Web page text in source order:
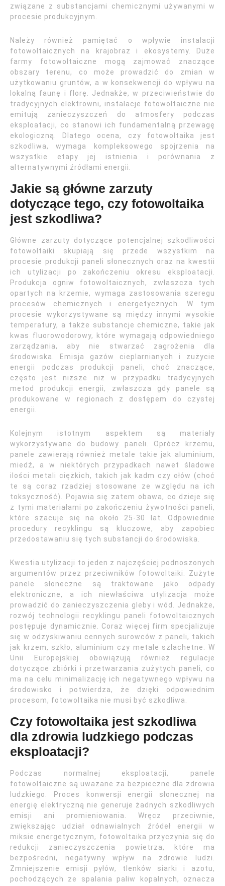
związane z substancjami chemicznymi używanymi w
procesie produkcyjnym.
Należy również pamiętać o wpływie instalacji
fotowoltaicznych na krajobraz i ekosystemy. Duże
farmy fotowoltaiczne mogą zajmować znaczące
obszary terenu, co może prowadzić do zmian w
użytkowaniu gruntów, a w konsekwencji do wpływu na
lokalną faunę i florę. Jednakże, w przeciwieństwie do
tradycyjnych elektrowni, instalacje fotowoltaiczne nie
emitują zanieczyszczeń do atmosfery podczas
eksploatacji, co stanowi ich fundamentalną przewagę
ekologiczną. Dlatego ocena, czy fotowoltaika jest
szkodliwa, wymaga kompleksowego spojrzenia na
wszystkie etapy jej istnienia i porównania z
alternatywnymi źródłami energii.
Jakie są główne zarzuty
dotyczące tego, czy fotowoltaika
jest szkodliwa?
Główne zarzuty dotyczące potencjalnej szkodliwości
fotowoltaiki skupiają się przede wszystkim na
procesie produkcji paneli słonecznych oraz na kwestii
ich utylizacji po zakończeniu okresu eksploatacji.
Produkcja ogniw fotowoltaicznych, zwłaszcza tych
opartych na krzemie, wymaga zastosowania szeregu
procesów chemicznych i energetycznych. W tym
procesie wykorzystywane są między innymi wysokie
temperatury, a także substancje chemiczne, takie jak
kwas fluorowodorowy, które wymagają odpowiedniego
zarządzania, aby nie stwarzać zagrożenia dla
środowiska. Emisja gazów cieplarnianych i zużycie
energii podczas produkcji paneli, choć znaczące,
często jest niższe niż w przypadku tradycyjnych
metod produkcji energii, zwłaszcza gdy panele są
produkowane w regionach z dostępem do czystej
energii.
Kolejnym istotnym aspektem są materiały
wykorzystywane do budowy paneli. Oprócz krzemu,
panele zawierają również metale takie jak aluminium,
miedź, a w niektórych przypadkach nawet śladowe
ilości metali ciężkich, takich jak kadm czy ołów (choć
te są coraz rzadziej stosowane ze względu na ich
toksyczność). Pojawia się zatem obawa, co dzieje się
z tymi materiałami po zakończeniu żywotności paneli,
które szacuje się na około 25-30 lat. Odpowiednie
procedury recyklingu są kluczowe, aby zapobiec
przedostawaniu się tych substancji do środowiska.
Kwestia utylizacji to jeden z najczęściej podnoszonych
argumentów przez przeciwników fotowoltaiki. Zużyte
panele słoneczne są traktowane jako odpady
elektroniczne, a ich niewłaściwa utylizacja może
prowadzić do zanieczyszczenia gleby i wód. Jednakże,
rozwój technologii recyklingu paneli fotowoltaicznych
postępuje dynamicznie. Coraz więcej firm specjalizuje
się w odzyskiwaniu cennych surowców z paneli, takich
jak krzem, szkło, aluminium czy metale szlachetne. W
Unii Europejskiej obowiązują również regulacje
dotyczące zbiórki i przetwarzania zużytych paneli, co
ma na celu minimalizację ich negatywnego wpływu na
środowisko i potwierdza, że dzięki odpowiednim
procesom, fotowoltaika nie musi być szkodliwa.
Czy fotowoltaika jest szkodliwa
dla zdrowia ludzkiego podczas
eksploatacji?
Podczas normalnej eksploatacji, panele
fotowoltaiczne są uważane za bezpieczne dla zdrowia
ludzkiego. Proces konwersji energii słonecznej na
energię elektryczną nie generuje żadnych szkodliwych
emisji ani promieniowania. Wręcz przeciwnie,
zwiększając udział odnawialnych źródeł energii w
miksie energetycznym, fotowoltaika przyczynia się do
redukcji zanieczyszczenia powietrza, które ma
bezpośredni, negatywny wpływ na zdrowie ludzi.
Zmniejszenie emisji pyłów, tlenków siarki i azotu,
pochodzących ze spalania paliw kopalnych, oznacza